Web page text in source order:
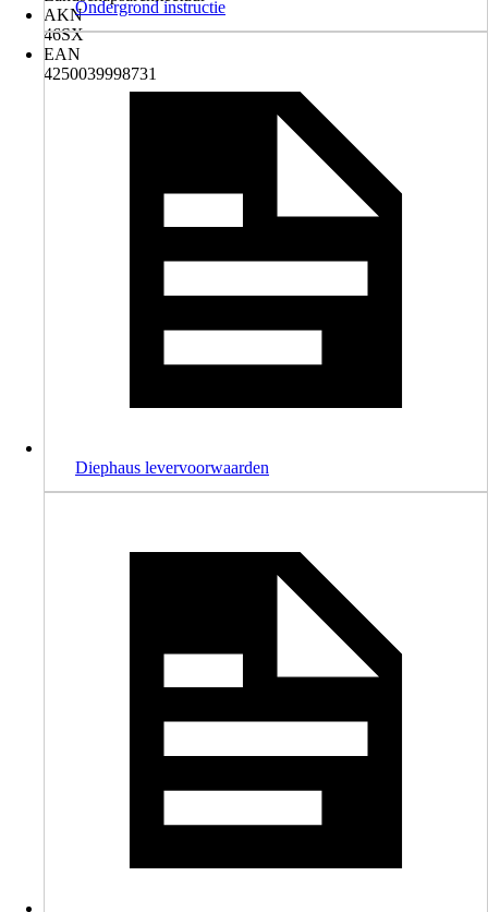
AKN
46SX
EAN
4250039998731
Ondergrond instructie
Diephaus levervoorwaarden